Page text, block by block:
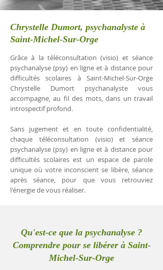
Chrystelle Dumort, psychanalyste à
Saint-Michel-Sur-Orge
Grâce à la téléconsultation (visio) et séance
psychanalyse (psy) en ligne et à distance pour
difficultés scolaires à Saint-Michel-Sur-Orge
Chrystelle Dumort psychanalyste vous
accompagne, au fil des mots, dans un travail
introspectif profond.
Sans jugement et en toute confidentialité,
chaque téléconsultation (visio) et séance
psychanalyse (psy) en ligne et à distance pour
difficultés scolaires est un espace de parole
unique où votre inconscient se libère, séance
après séance, pour que vous retrouviez
l'énergie de vous réaliser.
Qu'est-ce que la psychanalyse ?
Comprendre pour se libérer à Saint-
Michel-Sur-Orge